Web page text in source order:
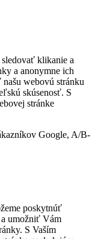
klikanie a
a anonymne ich
webovú stránku
skúsenosť. S
stránke
Google, A/B-
poskytnúť
umožniť Vám
S Vaším